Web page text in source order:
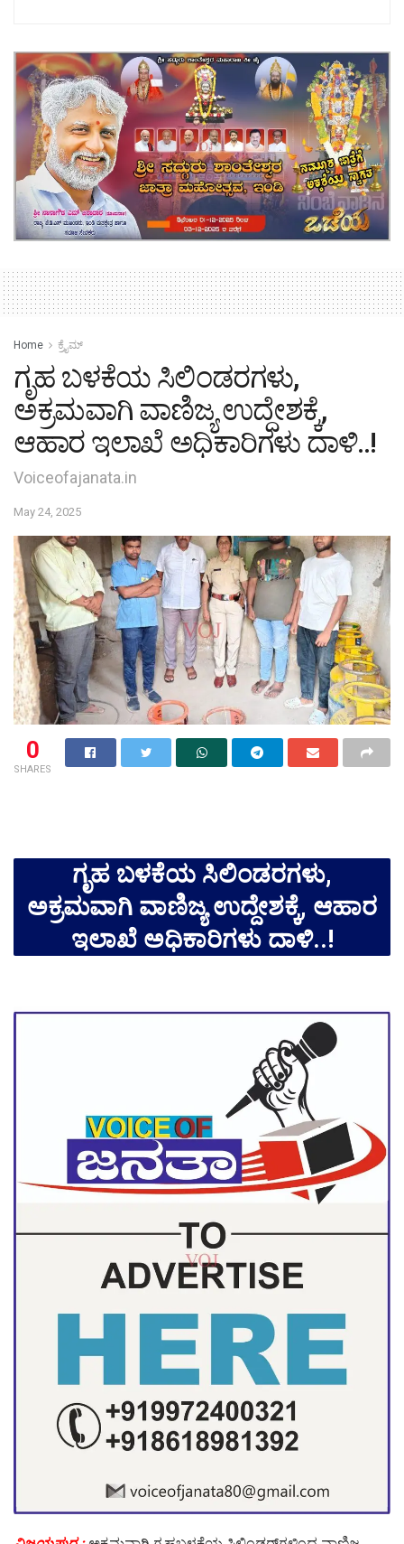
Home ಕ್ರೈಮ್‌
ಗೃಹ ಬಳಕೆಯ ಸಿಲಿಂಡರಗಳು,
ಅಕ್ರಮವಾಗಿ ವಾಣಿಜ್ಯ ಉದ್ದೇಶಕ್ಕೆ,
ಆಹಾರ ಇಲಾಖೆ ಅಧಿಕಾರಿಗಳು ದಾಳಿ..!
Voiceofajanata.in
May 24, 2025
0
SHARES
ಗೃಹ ಬಳಕೆಯ ಸಿಲಿಂಡರಗಳು,
ಅಕ್ರಮವಾಗಿ ವಾಣಿಜ್ಯ ಉದ್ದೇಶಕ್ಕೆ, ಆಹಾರ
ಇಲಾಖೆ ಅಧಿಕಾರಿಗಳು ದಾಳಿ..!